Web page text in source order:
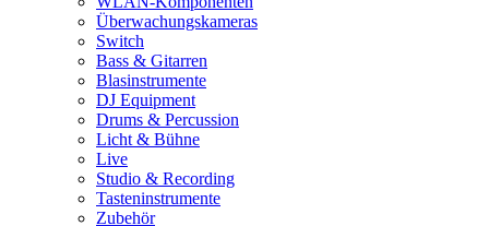
Überwachungskameras
Switch
Bass & Gitarren
Blasinstrumente
DJ Equipment
Drums & Percussion
Licht & Bühne
Live
Studio & Recording
Tasteninstrumente
Zubehör